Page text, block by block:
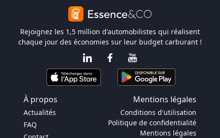
Rejoignez les 1,5 million d'automobilistes qui réalisent
chaque jour des économies sur leur budget carburant !
À propos Mentions légales
Actualités
FAQ
Conditions d'utilisation
Politique de confidentialité
Mentions légales